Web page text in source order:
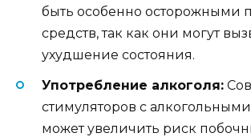
быть особенно осторожными
средств, так как они могут
ухудшение состояния.
Употребление алкоголя:
стимуляторов с
может увеличить риск